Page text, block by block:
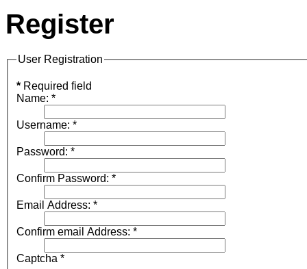
Register
User Registration
* Required field
Name: *
Username: *
Password: *
Confirm Password: *
Email Address: *
Confirm email Address: *
Captcha *